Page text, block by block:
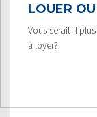
LOUER
Vous serait-il
à loyer?